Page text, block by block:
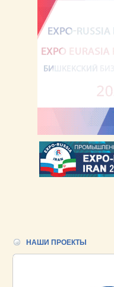
НАШИ ПРОЕКТЫ